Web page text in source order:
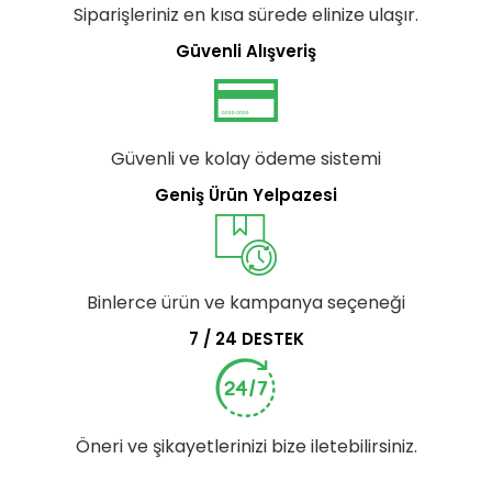
Siparişleriniz en kısa sürede elinize ulaşır.
Güvenli Alışveriş
Güvenli ve kolay ödeme sistemi
Geniş Ürün Yelpazesi
Binlerce ürün ve kampanya seçeneği
7 / 24 DESTEK
Öneri ve şikayetlerinizi bize iletebilirsiniz.